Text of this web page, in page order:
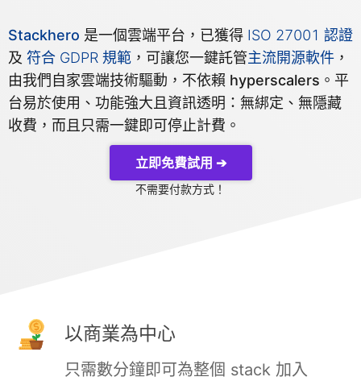
Meilisearch
Memcached
Mercure-Hub
Nextcloud
Stackhero 是一個雲端平台，已獲得 ISO 27001 認證
及 符合 GDPR 規範 ，可讓您一鍵託管主流開源軟件 ，
由我們自家雲端技術驅動， 不依賴 hyperscalers 。平
台易於使用、功能強大且資訊透明： 無綁定 、 無隱藏
收費 ，而且只需一鍵即可停止計費 。
立即免費試用 ➔
不需要付款方式！
以商業為中心
只需數分鐘即可為整個 stack 加入